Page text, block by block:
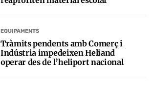
EQUIPAMENTS
Tràmits pendents amb Comerç i
Indústria impedeixen Heliand
operar des de l’heliport nacional